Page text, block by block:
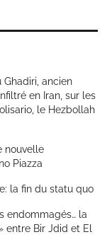
Ghadiri, ancien
en Iran, sur les
le Hezbollah
nouvelle
Piazza
la fin du statu quo
endommagés… la
Bir Jdid et El